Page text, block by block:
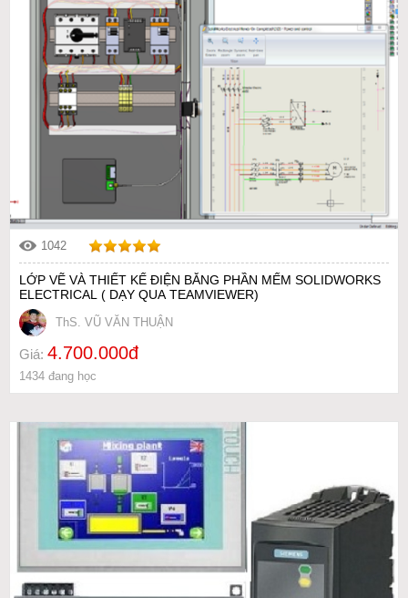
1042
LỚP VẼ VÀ THIẾT KẾ ĐIỆN BẰNG PHẦN MẾM SOLIDWORKS
ELECTRICAL ( DẠY QUA TEAMVIEWER)
ThS. VŨ VĂN THUẬN
Giá: 4.700.000đ
1434 đang học